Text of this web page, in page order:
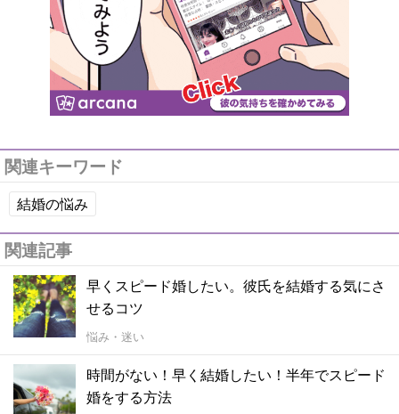
関連キーワード
結婚の悩み
関連記事
早くスピード婚したい。彼氏を結婚する気にさ
せるコツ
悩み・迷い
時間がない！早く結婚したい！半年でスピード
婚をする方法